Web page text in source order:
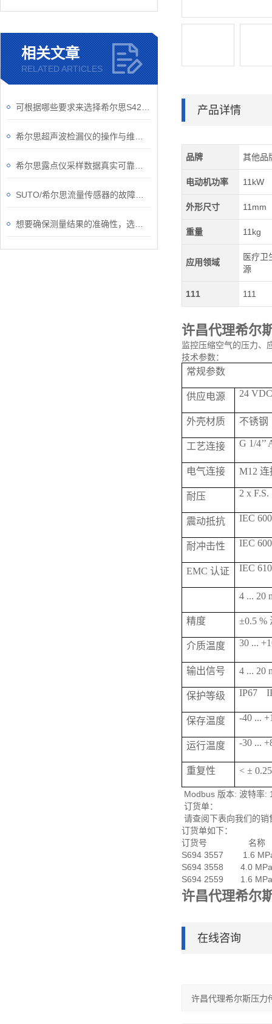
相关文章
RELATED ARTICLES
产品详情
品牌 其他品
电动机功率 11kW
外形尺寸 11mm
重量 11kg
应用领域
医疗卫
源
111 111
许昌代理希尔
监控压缩空气的压力
技术参数：
常规参数
供应电源 24
外壳材质 不锈钢
工艺连接 G 1/4’’
电气连接 M12
耐压 2 x F.S.
震动抵抗 IEC
耐冲击性 IEC
EMC 认证 IEC
4 ... 20
精度 ±0.5 %
介质温度 30 ...
输出信号 4 ... 20
保护等级 IP67
保存温度 -40 ...
运行温度 -30 ...
重复性 < ±
Modbus 版本: 波特率:
订货单：
请查阅下表向我们的销
订货单如下：
订货号 名称
S694 3557 1.6 MPa,
S694 3558 4.0 MPa,
S694 2559 1.6
许昌代理希尔
在线咨询